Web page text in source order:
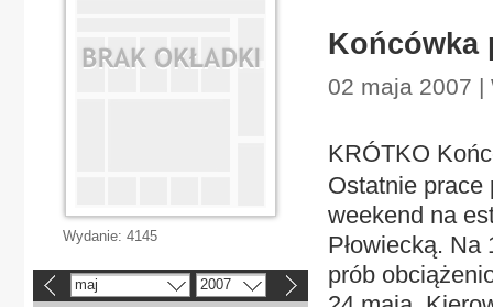
Końcówka
02 maja 2007 |
KRÓTKO
Ostatnie prace
weekend na
Płowiecką.
prób
Wydanie: 4145
maj 2007